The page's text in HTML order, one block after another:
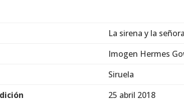
La sirena y la
Imogen Hermes
Siruela
25 abril 2018